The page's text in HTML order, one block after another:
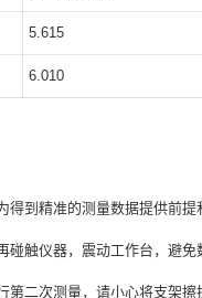
5.615
6.010
到精准的测量数据提供前提
触仪器，震动工作台，避免
二次测量，请小心将支架擦